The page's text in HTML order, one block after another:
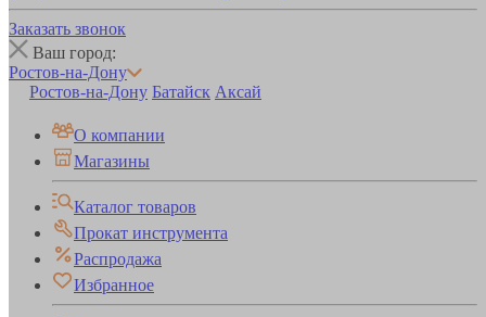
Заказать звонок
Ваш город:
Ростов-на-Дону
Ростов-на-Дону Батайск Аксай
О компании
Магазины
Каталог товаров
Прокат инструмента
Распродажа
Избранное